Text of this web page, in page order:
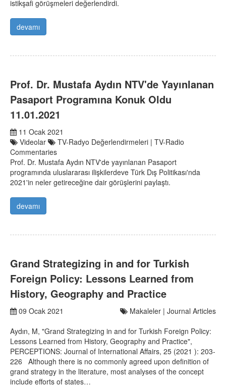
istikşafi görüşmeleri değerlendirdi.
devamı
Prof. Dr. Mustafa Aydın NTV'de Yayınlanan
Pasaport Programına Konuk Oldu
11.01.2021
11 Ocak 2021
Videolar
TV-Radyo Değerlendirmeleri | TV-Radio
Commentaries
Prof. Dr. Mustafa Aydın NTV'de yayınlanan Pasaport
programında uluslararası ilişkilerdeve Türk Dış Politikası'nda
2021'in neler getireceğine dair görüşlerini paylaştı.
devamı
Grand Strategizing in and for Turkish
Foreign Policy: Lessons Learned from
History, Geography and Practice
09 Ocak 2021
Makaleler | Journal Articles
Aydın, M, "Grand Strategizing in and for Turkish Foreign Policy:
Lessons Learned from History, Geography and Practice",
PERCEPTIONS: Journal of International Affairs, 25 (2021 ): 203-
226 Although there is no commonly agreed upon definition of
grand strategy in the literature, most analyses of the concept
include efforts of states…